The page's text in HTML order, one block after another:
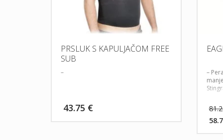
PRSLUK S KAPULJAČOM FREE
SUB
–
43.75 €
–